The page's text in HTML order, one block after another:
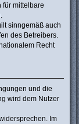
für mittelbare
sinngemäß auch
des Betreibers.
Recht
und die
wird dem Nutzer
Im